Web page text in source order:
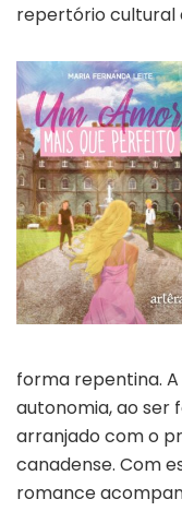
repertório cultural
forma repentina.
autonomia, ao ser
arranjado com o
canadense. Com
romance